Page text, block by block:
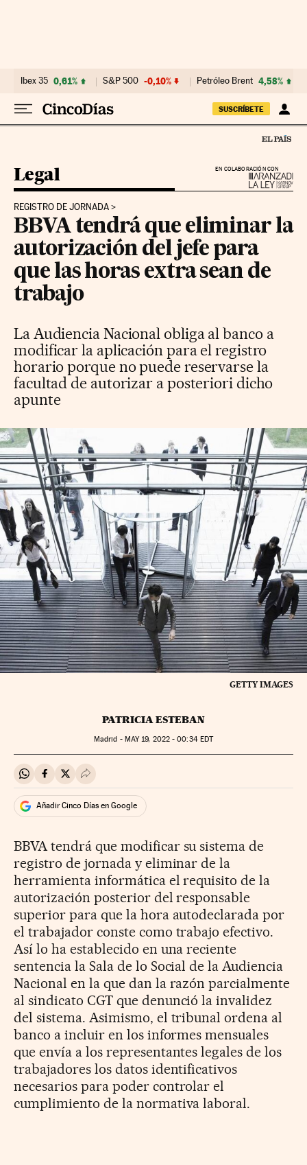
Ibex 35 0,61% S&P 500 -0,10% Petróleo Brent 4,58%
SUSCRÍBETE
EN COLABORACIÓN CON
Legal
REGISTRO DE JORNADA
BBVA tendrá que eliminar la
autorización del jefe para
que las horas extra sean de
trabajo
La Audiencia Nacional obliga al banco a
modificar la aplicación para el registro
horario porque no puede reservarse la
facultad de autorizar a posteriori dicho
apunte
GETTY IMAGES
PATRICIA ESTEBAN
Madrid - MAY19, 2022 - 00:34EDT
Compartir en Whatsapp
Compartir en Facebook
Compartir en Twitter
Desplegar Redes Sociales
Añadir Cinco Días en Google
BBVA tendrá que modificar su sistema de
registro de jornada y eliminar de la
herramienta informática el requisito de la
autorización posterior del responsable
superior para que la hora autodeclarada por
el trabajador conste como trabajo efectivo.
Así lo ha establecido en una reciente
sentencia la Sala de lo Social de la Audiencia
Nacional en la que dan la razón parcialmente
al sindicato CGT que denunció la invalidez
del sistema. Asimismo, el tribunal ordena al
banco a incluir en los informes mensuales
que envía a los representantes legales de los
trabajadores los datos identificativos
necesarios para poder controlar el
cumplimiento de la normativa laboral.